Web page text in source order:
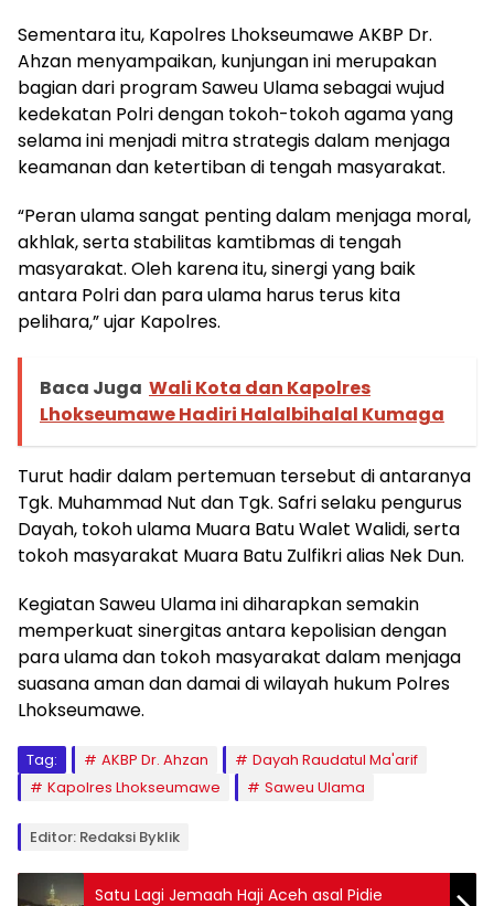
Sementara itu, Kapolres Lhokseumawe AKBP Dr.
Ahzan menyampaikan, kunjungan ini merupakan
bagian dari program Saweu Ulama sebagai wujud
kedekatan Polri dengan tokoh-tokoh agama yang
selama ini menjadi mitra strategis dalam menjaga
keamanan dan ketertiban di tengah masyarakat.
“Peran ulama sangat penting dalam menjaga moral,
akhlak, serta stabilitas kamtibmas di tengah
masyarakat. Oleh karena itu, sinergi yang baik
antara Polri dan para ulama harus terus kita
pelihara,” ujar Kapolres.
Baca Juga Wali Kota dan Kapolres
Lhokseumawe Hadiri Halalbihalal Kumaga
Turut hadir dalam pertemuan tersebut di antaranya
Tgk. Muhammad Nut dan Tgk. Safri selaku pengurus
Dayah, tokoh ulama Muara Batu Walet Walidi, serta
tokoh masyarakat Muara Batu Zulfikri alias Nek Dun.
Kegiatan Saweu Ulama ini diharapkan semakin
memperkuat sinergitas antara kepolisian dengan
para ulama dan tokoh masyarakat dalam menjaga
suasana aman dan damai di wilayah hukum Polres
Lhokseumawe.
Tag: AKBP Dr. Ahzan
Dayah Raudatul Ma'arif
Kapolres Lhokseumawe
Saweu Ulama
Editor: Redaksi Byklik
Satu Lagi Jemaah Haji Aceh asal Pidie